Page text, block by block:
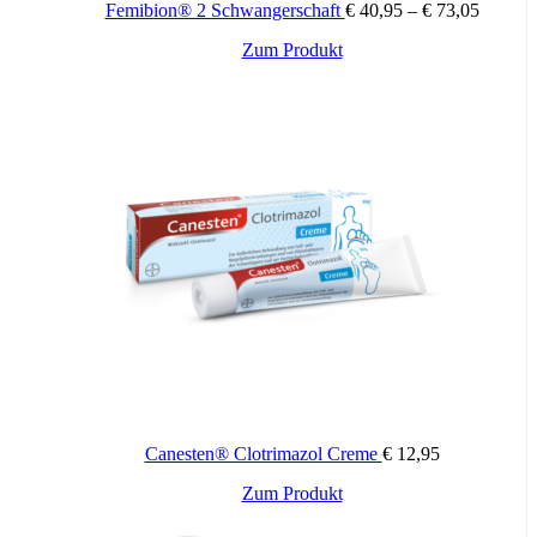
Femibion® 2 Schwangerschaft €40,95– €73,05
Zum ProduktDieses
Optionen
können
auf
der
Produktseite
gewählt
Canesten® Clotrimazol Creme €12,95
Zum Produkt